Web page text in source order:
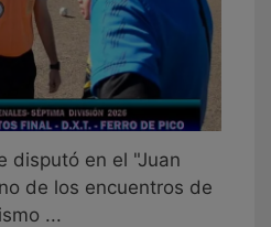
disputó en el "Juan
de los encuentros de
...